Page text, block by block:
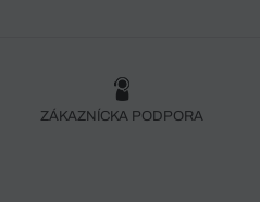
ZÁKAZNÍCKA PODPORA